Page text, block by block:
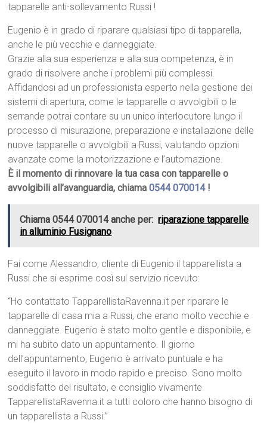
tapparelle anti-sollevamento Russi !
Eugenio è in grado di riparare qualsiasi tipo di tapparella,
anche le più vecchie e danneggiate.
Grazie alla sua esperienza e alla sua competenza, è in
grado di risolvere anche i problemi più complessi.
Affidandosi ad un professionista esperto nella gestione dei
sistemi di apertura, come le tapparelle o avvolgibili o le
serrande potrai contare su un unico interlocutore lungo il
processo di misurazione, preparazione e installazione delle
nuove tapparelle o avvolgibili a Russi, valutando opzioni
avanzate come la motorizzazione e l’automazione.
È il momento di rinnovare la tua casa con tapparelle o
avvolgibili all’avanguardia, chiama0544 070014!
Chiama 0544 070014 anche per: riparazione tapparelle
in alluminio Fusignano
Fai come Alessandro, cliente di Eugenio il tapparellista a
Russi che si esprime così sul servizio ricevuto:
“Ho contattato TapparellistaRavenna.it per riparare le
tapparelle di casa mia a Russi, che erano molto vecchie e
danneggiate. Eugenio è stato molto gentile e disponibile, e
mi ha subito dato un appuntamento. Il giorno
dell’appuntamento, Eugenio è arrivato puntuale e ha
eseguito il lavoro in modo rapido e preciso. Sono molto
soddisfatto del risultato, e consiglio vivamente
TapparellistaRavenna.it a tutti coloro che hanno bisogno di
un tapparellista a Russi.”